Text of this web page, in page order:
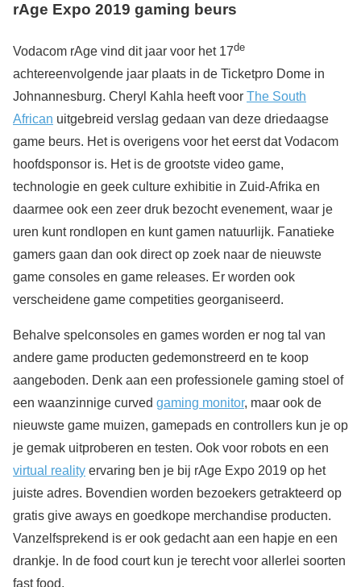
rAge Expo 2019 gaming beurs
Vodacom rAge vind dit jaar voor het 17de
achtereenvolgende jaar plaats in de Ticketpro Dome in
Johnannesburg. Cheryl Kahla heeft voor The South
African uitgebreid verslag gedaan van deze driedaagse
game beurs. Het is overigens voor het eerst dat Vodacom
hoofdsponsor is. Het is de grootste video game,
technologie en geek culture exhibitie in Zuid-Afrika en
daarmee ook een zeer druk bezocht evenement, waar je
uren kunt rondlopen en kunt gamen natuurlijk. Fanatieke
gamers gaan dan ook direct op zoek naar de nieuwste
game consoles en game releases. Er worden ook
verscheidene game competities georganiseerd.
Behalve spelconsoles en games worden er nog tal van
andere game producten gedemonstreerd en te koop
aangeboden. Denk aan een professionele gaming stoel of
een waanzinnige curved gaming monitor, maar ook de
nieuwste game muizen, gamepads en controllers kun je op
je gemak uitproberen en testen. Ook voor robots en een
virtual reality ervaring ben je bij rAge Expo 2019 op het
juiste adres. Bovendien worden bezoekers getrakteerd op
gratis give aways en goedkope merchandise producten.
Vanzelfsprekend is er ook gedacht aan een hapje en een
drankje. In de food court kun je terecht voor allerlei soorten
fast food.